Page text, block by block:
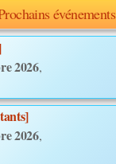
événements
2026,
2026,